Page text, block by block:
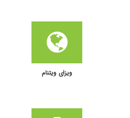
ویزای ویتنام